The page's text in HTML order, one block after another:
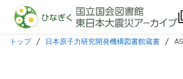
本文に飛ぶ
トップ 日本原子力研究開発機構図書館蔵書